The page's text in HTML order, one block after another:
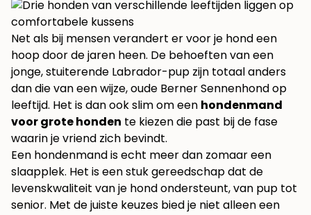
Net als bij mensen verandert er voor je hond een
hoop door de jaren heen. De behoeften van een
jonge, stuiterende Labrador-pup zijn totaal anders
dan die van een wijze, oude Berner Sennenhond op
leeftijd. Het is dan ook slim om een hondenmand
voor grote honden te kiezen die past bij de fase
waarin je vriend zich bevindt.
Een hondenmand is echt meer dan zomaar een
slaapplek. Het is een stuk gereedschap dat de
levenskwaliteit van je hond ondersteunt, van pup tot
senior. Met de juiste keuzes bied je niet alleen een